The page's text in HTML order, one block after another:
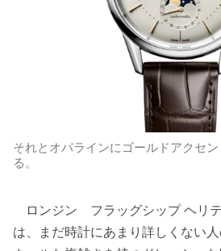
それとオパラインにゴールドアクセ
る。
ロンジン フラッグシップ ヘリ
は、まだ時計にあまり詳しくない